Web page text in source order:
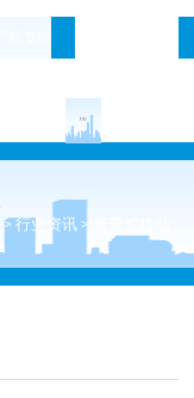
>行业资讯 >